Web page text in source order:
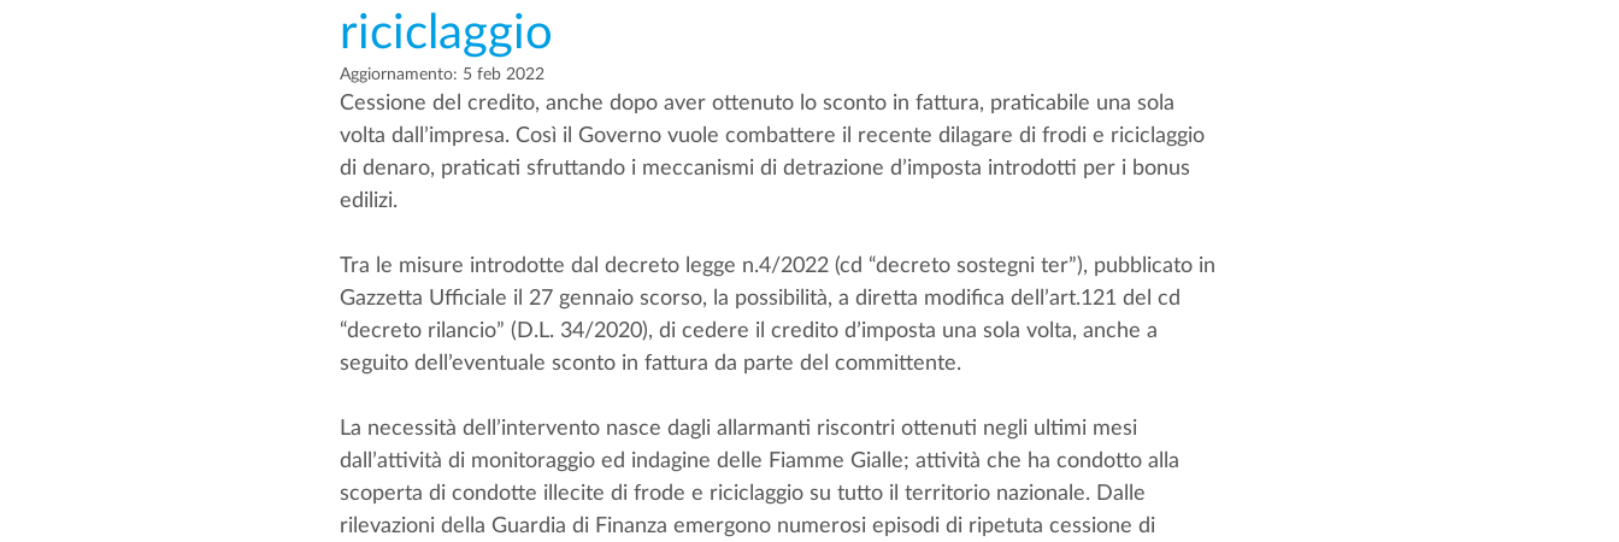
riciclaggio
Aggiornamento: 5 feb 2022
Cessione del credito, anche dopo aver ottenuto lo sconto in fattura, praticabile una sola
volta dall’impresa. Così il Governo vuole combattere il recente dilagare di frodi e riciclaggio
di denaro, praticati sfruttando i meccanismi di detrazione d’imposta introdotti per i bonus
edilizi.
Tra le misure introdotte dal decreto legge n.4/2022 (cd “decreto sostegni ter”), pubblicato in
Gazzetta Ufficiale il 27 gennaio scorso, la possibilità, a diretta modifica dell’art.121 del cd
“decreto rilancio” (D.L. 34/2020), di cedere il credito d’imposta una sola volta, anche a
seguito dell’eventuale sconto in fattura da parte del committente.
La necessità dell’intervento nasce dagli allarmanti riscontri ottenuti negli ultimi mesi
dall’attività di monitoraggio ed indagine delle Fiamme Gialle; attività che ha condotto alla
scoperta di condotte illecite di frode e riciclaggio su tutto il territorio nazionale. Dalle
rilevazioni della Guardia di Finanza emergono numerosi episodi di ripetuta cessione di